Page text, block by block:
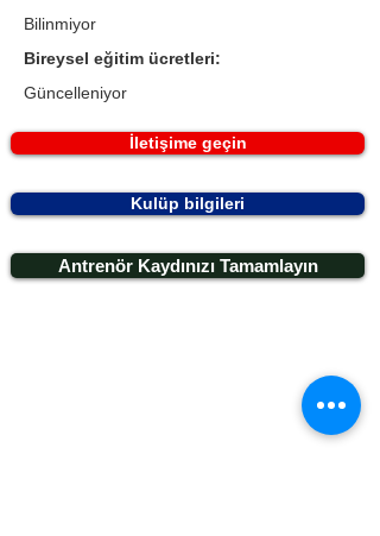
Bilinmiyor
Bireysel eğitim ücretleri:
Güncelleniyor
İletişime geçin
Kulüp bilgileri
Antrenör Kaydınızı Tamamlayın